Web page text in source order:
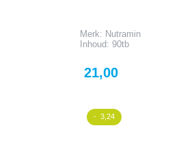
Merk: Nutramin
Inhoud: 90tb
Prijs
21,00
- 3,24